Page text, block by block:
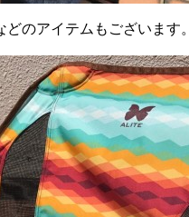
のアイテムもございます。